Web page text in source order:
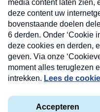
Privacyverklaring
Nieuwsbrief
Neem hier een gratis
nieuwsbrief. Elke